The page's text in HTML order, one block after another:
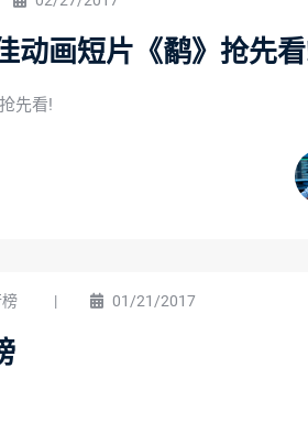
动画短片《鹬》抢先
先看!
| 01/21/2017